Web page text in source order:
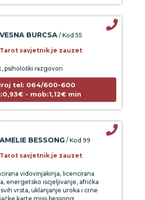
VESNA BURCSA / Kod 55
Tarot savjetnik je zauzet
psihološki razgovori
tel: 064/600-600
- mob:1,12€ min
AMELIE BESSONG / Kod 99
Tarot savjetnik je zauzet
vidovinjakinja, licencirana
energetsko iscjeljivanje, afrička
vrsta, uklanjanje uroka i crne
karte miss bessong